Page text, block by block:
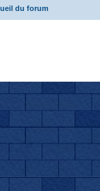
du forum